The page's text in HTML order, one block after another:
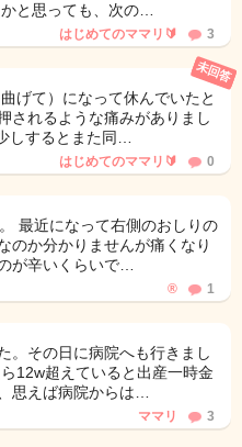
と思っても、次の…
はじめてのママリ🔰 3
げて）になって休んでいたと
されるような痛みがありまし
しするとまた同…
未回答
はじめてのママリ🔰 0
最近になって右側のおしりの
のか分かりませんが痛くなり
が辛いくらいで…
®️ 1
。その日に病院へも行きまし
12w超えていると出産一時金
思えば病院からは…
ママリ 3